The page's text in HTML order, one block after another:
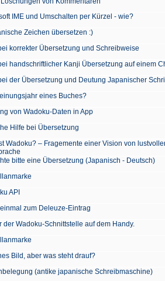
IME und Umschalten per Kürzel - wie?
Zeichen übersetzen :)
korrekter Übersetzung und Schreibweise
handschriftlicher Kanji Übersetzung auf einem
der Übersetzung und Deutung Japanischer
eines Buches?
von Wadoku-Daten in App
Hilfe bei Übersetzung
Wadoku? – Fragemente einer Vision von
bitte eine Übersetzung (Japanisch - Deutsch)
API
zum Deleuze-Eintrag
der Wadoku-Schnittstelle auf dem Handy.
Bild, aber was steht drauf?
(antike japanische Schreibmaschine)